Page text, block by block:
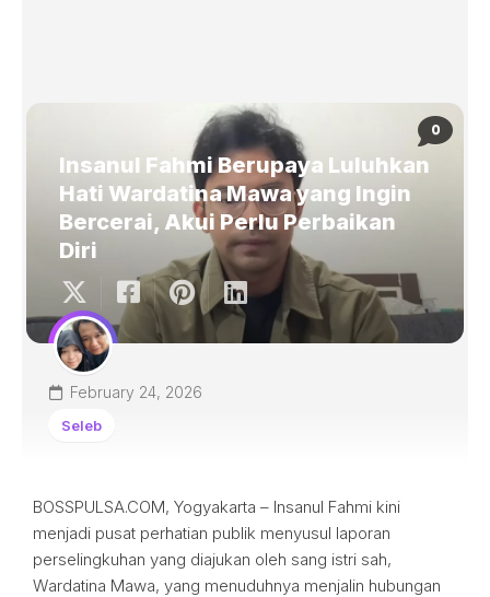
0
Insanul Fahmi Berupaya Luluhkan
Hati Wardatina Mawa yang Ingin
Bercerai, Akui Perlu Perbaikan
Diri
February 24, 2026
Seleb
BOSSPULSA.COM, Yogyakarta – Insanul Fahmi kini
menjadi pusat perhatian publik menyusul laporan
perselingkuhan yang diajukan oleh sang istri sah,
Wardatina Mawa, yang menuduhnya menjalin hubungan